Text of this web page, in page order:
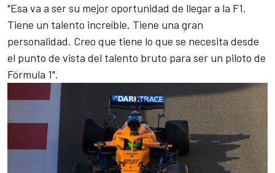
"Esa va a ser su mejor oportunidad de llegar a la F1.
Tiene un talento increíble. Tiene una gran
personalidad. Creo que tiene lo que se necesita desde
el punto de vista del talento bruto para ser un piloto de
Fórmula 1".